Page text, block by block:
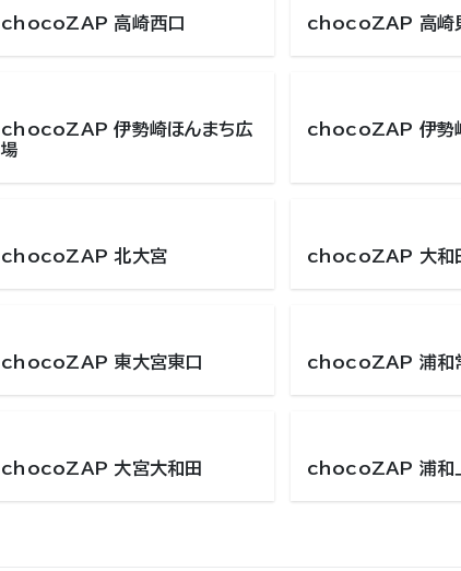
chocoZAP 高崎西口 chocoZAP 高崎
chocoZAP 伊勢崎ほんまち広
場
chocoZAP 伊勢
chocoZAP 北大宮 chocoZAP 大和
chocoZAP 東大宮東口 chocoZAP 浦和
chocoZAP 大宮大和田 chocoZAP 浦和